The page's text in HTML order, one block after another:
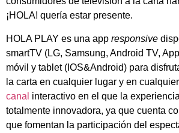
¡HOLA! quería estar presente.
HOLA PLAY es una app responsive
smartTV (LG, Samsung, Android TV,
móvil y tablet (IOS&Android) para
la carta en cualquier lugar y en
canal interactivo en el que la
totalmente innovadora, ya que cuenta
que fomentan la participación del